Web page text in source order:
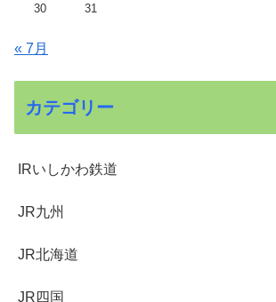
30
31
« 7月
カテゴリー
IRいしかわ鉄道
JR九州
JR北海道
JR四国